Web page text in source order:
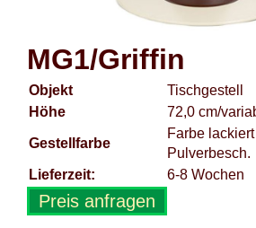
MG1/Griffin
Objekt
Tischgestell
Höhe
72,0 cm/
Gestellfarbe
Farbe
Pulverbesch.
Lieferzeit:
6-8 Wochen
Preis anfragen